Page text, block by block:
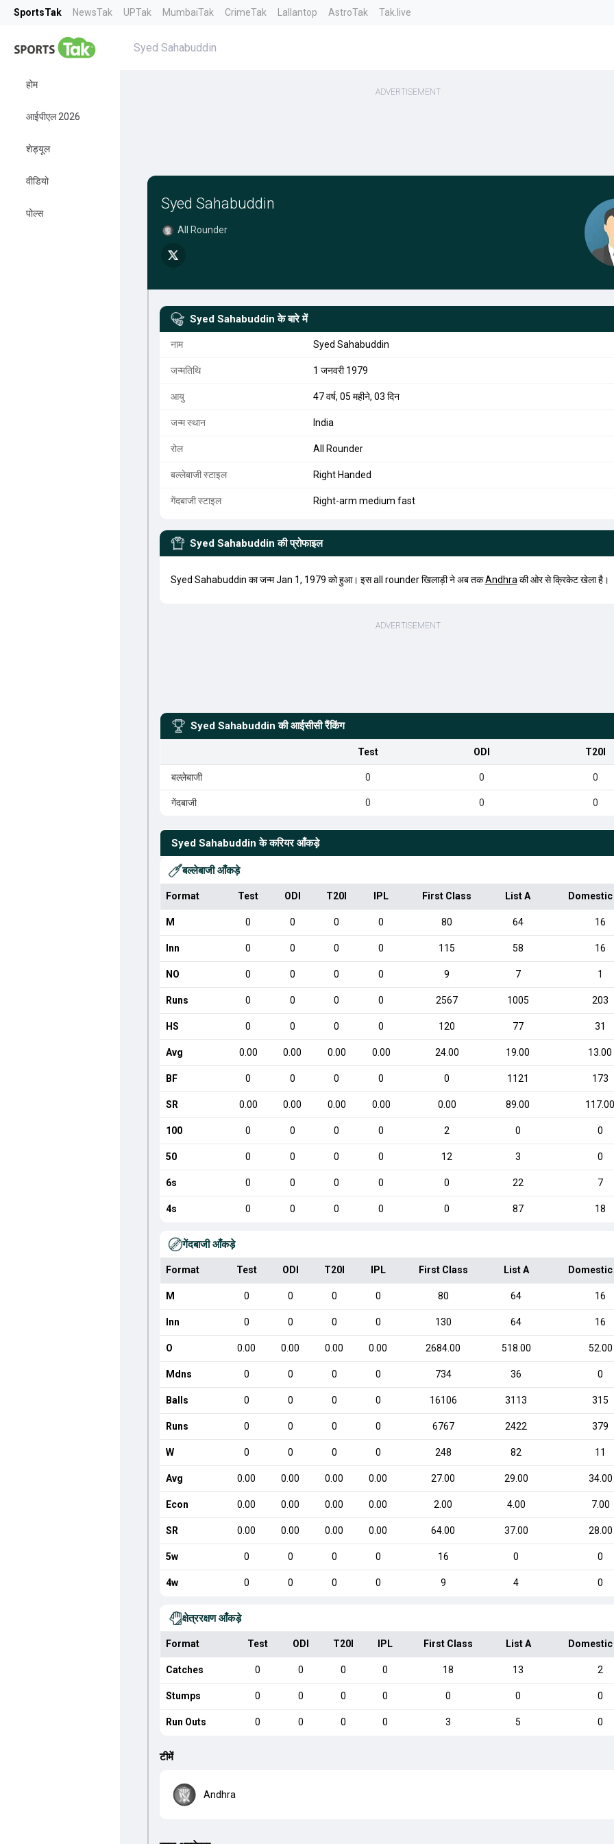
SportsTak NewsTak UPTak MumbaiTak CrimeTak Lallantop AstroTak Tak.live
होम
आईपीएल 2026
शेड्यूल
वीडियो
पोल्स
Syed Sahabuddin
Syed Sahabuddin
All Rounder
Syed Sahabuddin के बारे में
नाम Syed Sahabuddin
जन्मतिथि 1 जनवरी 1979
आयु 47 वर्ष, 05 महीने, 03 दिन
जन्म स्थान India
रोल All Rounder
बल्लेबाजी स्टाइल Right Handed
गेंदबाजी स्टाइल Right-arm medium fast
Syed Sahabuddin की प्रोफाइल
Syed Sahabuddin का जन्म Jan 1, 1979 को हुआ। इस all rounder खिलाड़ी ने अब तकAndhra की ओर से क्रिकेट खेला है।
Syed Sahabuddin की आईसीसी रैंकिंग
Test ODI T20I
बल्लेबाजी 0 0 0
गेंदबाजी 0 0 0
Syed Sahabuddin के करियर आँकड़े
बल्लेबाजी आँकड़े
Format Test ODI T20I IPL First Class List A
M 0 0 0 0 80 64 16
Inn 0 0 0 0 115 58 16
NO 0 0 0 0 9 7 1
Runs 0 0 0 0 2567 1005 203
HS 0 0 0 0 120 77 31
Avg 0.00 0.00 0.00 0.00 24.00 19.00 13.00
BF 0 0 0 0 0 1121 173
SR 0.00 0.00 0.00 0.00 0.00 89.00
100 0 0 0 0 2 0 0
50 0 0 0 0 12 3 0
6s 0 0 0 0 0 22 7
4s 0 0 0 0 0 87 18
गेंदबाजी आँकड़े
Format Test ODI T20I IPL First Class List A
M 0 0 0 0 80 64 16
Inn 0 0 0 0 130 64 16
O 0.00 0.00 0.00 0.00 2684.00 518.00 52.00
Mdns 0 0 0 0 734 36 0
Balls 0 0 0 0 16106 3113 315
Runs 0 0 0 0 6767 2422 379
W 0 0 0 0 248 82 11
Avg 0.00 0.00 0.00 0.00 27.00 29.00 34.00
Econ 0.00 0.00 0.00 0.00 2.00 4.00 7.00
SR 0.00 0.00 0.00 0.00 64.00 37.00 28.00
5w 0 0 0 0 16 0 0
4w 0 0 0 0 9 4 0
क्षेत्ररक्षण आँकड़े
Format Test ODI T20I IPL First Class List A
Catches 0 0 0 0 18 13 2
Stumps 0 0 0 0 0 0 0
Run Outs 0 0 0 0 3 5 0
टीमें
Andhra